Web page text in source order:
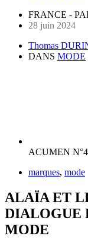
FRANCE -
28 juin 2024
Thomas
DANS MODE
ACUMEN
marques, mode
ALAÏA ET
DIALOGUE
MODE